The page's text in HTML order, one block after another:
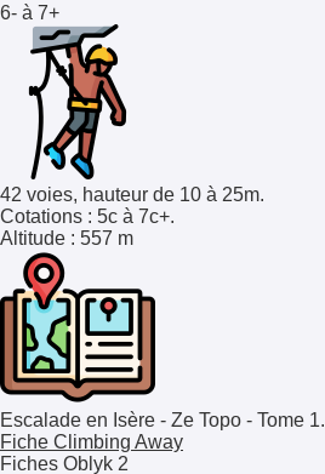
6- à 7+
42 voies, hauteur de 10 à 25m.
Cotations : 5c à 7c+.
Altitude : 557 m
Escalade en Isère - Ze Topo - Tome 1.
Fiche Climbing Away
Fiches Oblyk 2